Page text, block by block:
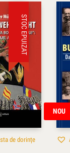
STOC EPUIZAT
de dorințe
NOU